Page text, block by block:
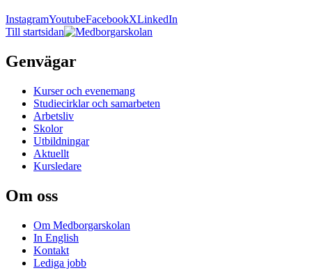
InstagramYoutubeFacebookXLinkedIn
Till startsidan
Genvägar
Kurser och evenemang
Studiecirklar och samarbeten
Arbetsliv
Skolor
Utbildningar
Aktuellt
Kursledare
Om oss
Om Medborgarskolan
In English
Kontakt
Lediga jobb